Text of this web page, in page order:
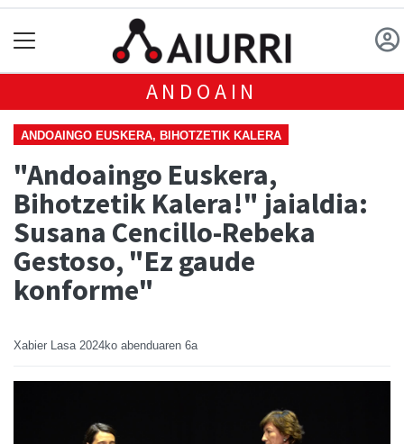
ANDOAIN
ANDOAINGO EUSKERA, BIHOTZETIK KALERA
"Andoaingo Euskera,
Bihotzetik Kalera!" jaialdia:
Susana Cencillo-Rebeka
Gestoso, "Ez gaude
konforme"
Xabier Lasa 2024ko abenduaren 6a